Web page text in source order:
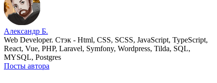
Александр Б.
Web Developer. Стэк - Html, CSS, SCSS, JavaScript, TypeScript,
React, Vue, PHP, Laravel, Symfony, Wordpress, Tilda, SQL,
MYSQL, Postgres
Посты автора